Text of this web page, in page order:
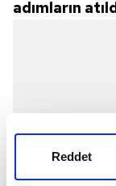
Reddet
adımların